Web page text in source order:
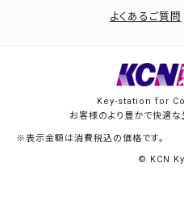
よくあるご質問
Key-station for
お客様のより豊かで快適
※表示金額は消費税込の価格です。
© KCN